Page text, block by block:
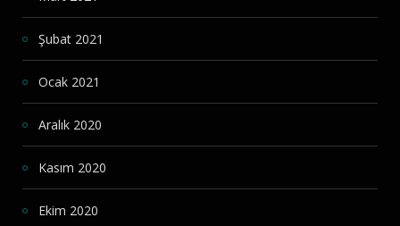
Şubat 2021
Ocak 2021
Aralık 2020
Kasım 2020
Ekim 2020